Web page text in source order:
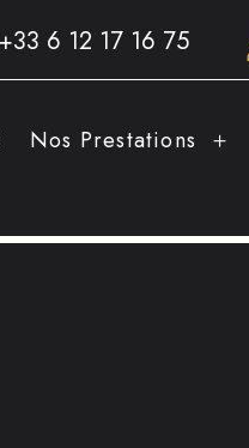
+33 6 12 17 16 75
Nos Prestations